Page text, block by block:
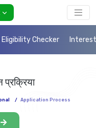
Eligibility Checker
/ Application Process